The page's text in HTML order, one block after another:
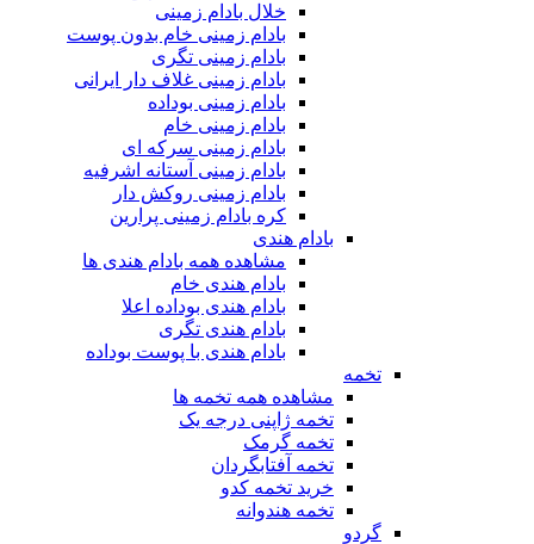
خلال بادام زمینی
بادام زمینی خام بدون پوست
بادام زمینی تگری
بادام زمینی غلاف دار ایرانی
بادام زمینی بوداده
بادام زمینی خام
بادام زمینی سرکه ای
بادام زمینی آستانه اشرفیه
بادام زمینی روکش دار
کره بادام زمینی پرارین
بادام هندی
مشاهده همه بادام هندی ها
بادام هندی خام
بادام هندی بوداده اعلا
بادام هندی تگری
بادام هندی با پوست بوداده
تخمه
مشاهده همه تخمه ها
تخمه ژاپنی درجه یک
تخمه گرمک
تخمه آفتابگردان
خرید تخمه کدو
تخمه هندوانه
گردو